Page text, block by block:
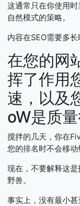
这通常只在你使用时
自然模式的策略。
内容在SEO需要多长
在您的网
挥了作用
速，以及
oW是质量
搅拌的几天，你在
您的排名时不会移动
现在，不要解释这
野兽。
事实上，没有最小